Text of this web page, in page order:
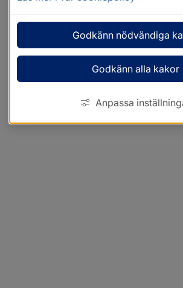
Godkänn nödvändiga
Godkänn alla kakor
Anpassa